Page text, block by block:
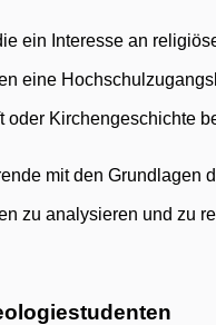
ein Interesse an
eine
Kirchengeschichte
mit den Grundlagen
zu analysieren und zu